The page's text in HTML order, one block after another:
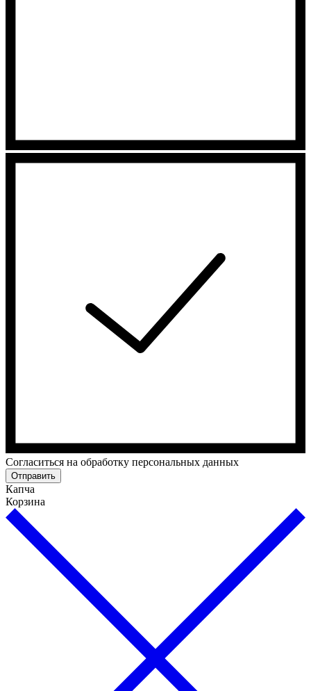
Cогласиться на обработку персональных данных
Отправить
Капча
Корзина